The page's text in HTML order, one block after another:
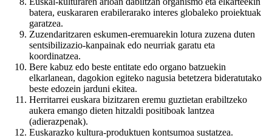
batera, euskararen erabilerarako interes globaleko proiektuak
garatzea.
Zuzendaritzaren eskumen-eremuarekin lotura zuzena duten
sentsibilizazio-kanpainak edo neurriak garatu eta
koordinatzea.
Bere kabuz edo beste entitate edo organo batzuekin
elkarlanean, dagokion egiteko nagusia betetzera bideratutako
beste edozein jarduni ekitea.
Herritarrei euskara bizitzaren eremu guztietan erabiltzeko
aukera emango dieten hitzaldi positiboak lantzea
(adierazpenak).
Euskarazko kultura-produktuen kontsumoa sustatzea.